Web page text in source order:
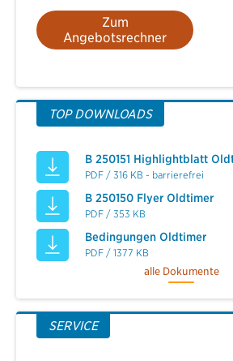
Zum
Angebotsrechner
TOP DOWNLOADS
B 250151 Highlightblatt
PDF / 316 KB - barrierefrei
B 250150 Flyer Oldtimer
PDF / 353 KB
Bedingungen Oldtimer
PDF / 1377 KB
alle Dokumente
SERVICE